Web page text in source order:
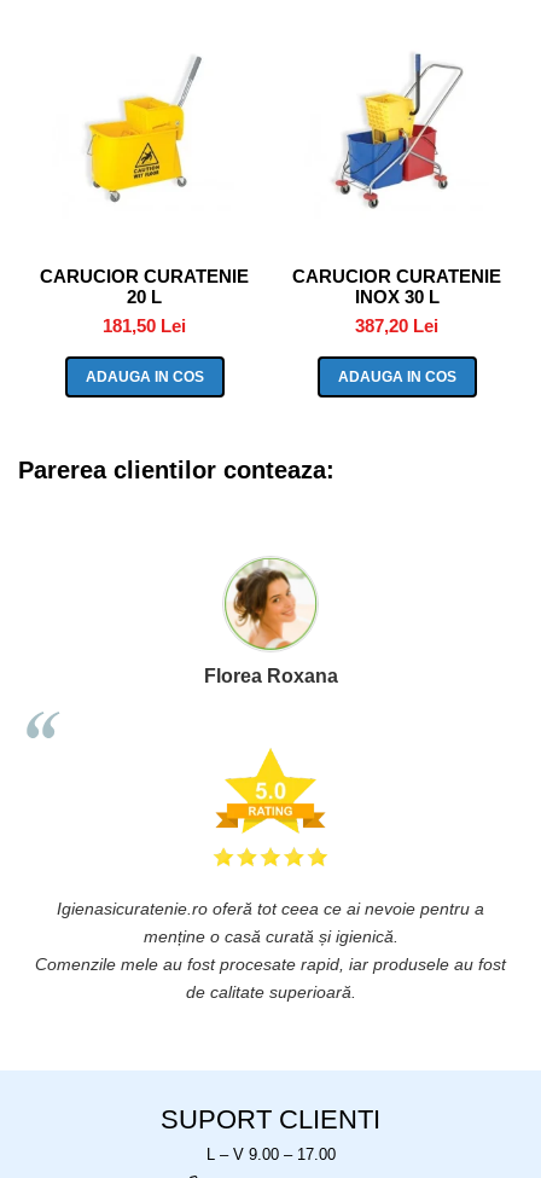
CARUCIOR CURATENIE
20 L
181,50 Lei
ADAUGA IN COS
CARUCIOR CURATENIE
INOX 30 L
387,20 Lei
ADAUGA IN COS
Parerea clientilor conteaza:
Florea Roxana
Igienasicuratenie.ro oferă tot ceea ce ai nevoie pentru a
menține o casă curată și igienică.
Comenzile mele au fost procesate rapid, iar produsele au fost
de calitate superioară.
SUPORT CLIENTI
L – V 9.00 – 17.00